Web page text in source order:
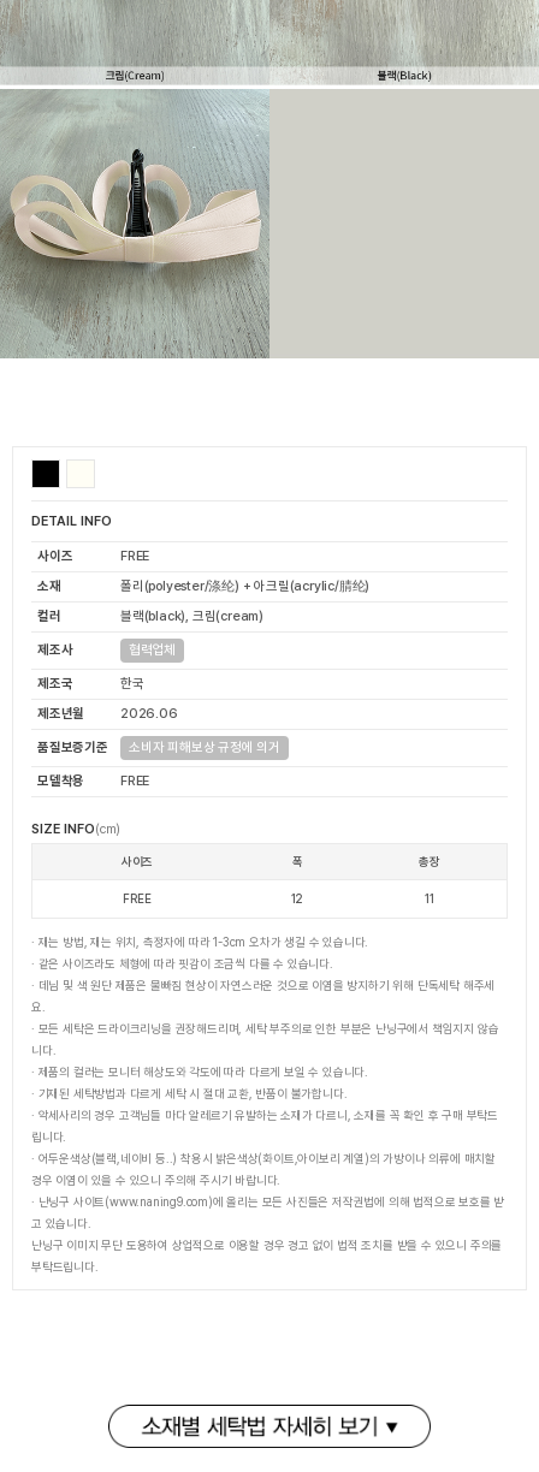
DETAIL INFO
사이즈
FREE
소재
폴리(polyester/涤纶) + 아크릴(acrylic/腈纶)
컬러
블랙(black), 크림(cream)
제조사 협력업체
제조국
한국
제조년월
2026.06
품질보증기준 소비자 피해보상 규정에 의거
모델착용 FREE
SIZE INFO(cm)
사이즈 폭 총장
FREE 12 11
· 재는 방법, 재는 위치, 측정자에 따라 1-3cm 오차가 생길 수 있습니다.
· 같은 사이즈라도 체형에 따라 핏감이 조금씩 다를 수 있습니다.
· 데님 및 색 원단 제품은 물빠짐 현상이 자연스러운 것으로 이염을 방지하기 위해 단독세탁 해주세
요.
· 모든 세탁은 드라이크리닝을 권장해드리며, 세탁 부주의로 인한 부분은 난닝구에서 책임지지 않습
니다.
· 제품의 컬러는 모니터 해상도와 각도에 따라 다르게 보일 수 있습니다.
· 기재된 세탁방법과 다르게 세탁 시 절대 교환, 반품이 불가합니다.
· 악세사리의 경우 고객님들 마다 알레르기 유발하는 소재가 다르니, 소재를 꼭 확인 후 구매 부탁드
립니다.
· 어두운색상(블랙,네이비 등..) 착용시 밝은색상(화이트,아이보리 계열)의 가방이나 의류에 매치할
경우 이염이 있을 수 있으니 주의해 주시기 바랍니다.
· 난닝구 사이트(www.naning9.com)에 올리는 모든 사진들은 저작권법에 의해 법적으로 보호를 받
고 있습니다.
난닝구 이미지 무단 도용하여 상업적으로 이용할 경우 경고 없이 법적 조치를 받을 수 있으니 주의를
부탁드립니다.